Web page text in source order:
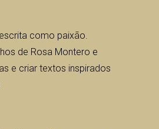
como paixão.
de Rosa Montero e
e criar textos inspirados